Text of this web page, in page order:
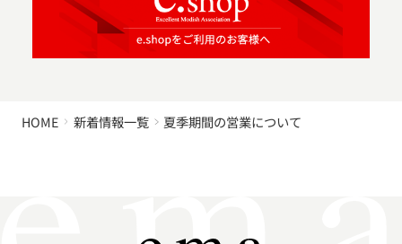
HOME 新着情報一覧 夏季期間の営業について